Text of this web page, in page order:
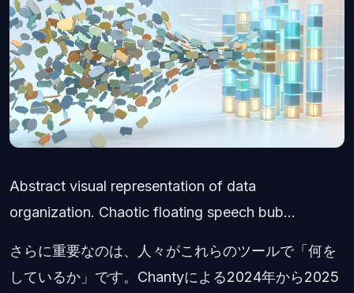
Abstract visual representation of data
organization. Chaotic floating speech bub...
さらに重要なのは、人々がこれらのツールで「何を
しているか」です。Chantyによる2024年から2025